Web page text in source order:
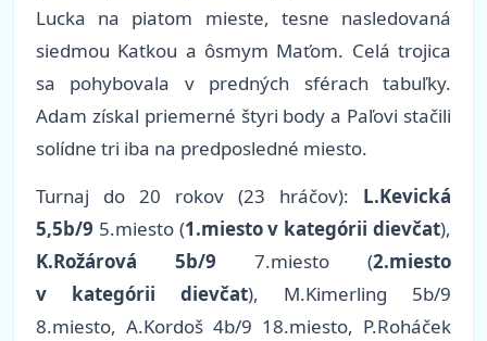
Lucka na piatom mieste, tesne nasledovaná
siedmou Katkou a ôsmym Maťom. Celá trojica
sa pohybovala v predných sférach tabuľky.
Adam získal priemerné štyri body a Paľovi stačili
solídne tri iba na predposledné miesto.
Turnaj do 20 rokov (23 hráčov): L.Kevická
5,5b/9 5.miesto (1.miesto v kategórii dievčat),
K.Rožárová 5b/9 7.miesto (2.miesto
v kategórii dievčat), M.Kimerling 5b/9
8.miesto, A.Kordoš 4b/9 18.miesto, P.Roháček